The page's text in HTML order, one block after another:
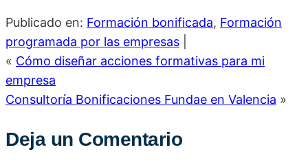
Publicado en: Formación bonificada, Formación
programada por las empresas
« Cómo diseñar acciones formativas para mi
empresa
Consultoría Bonificaciones Fundae en Valencia »
Deja un Comentario